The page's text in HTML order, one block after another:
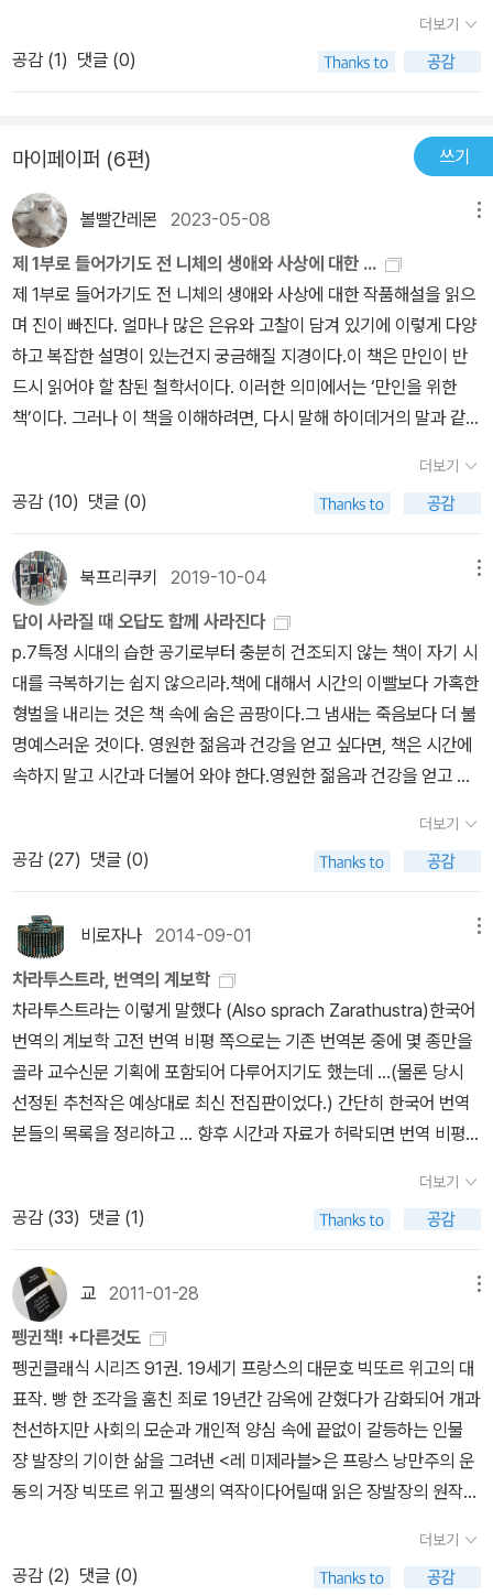
어버렸다는그런 속물적인 위세<?>인지도 모르겠으나내가 성숙해졌
다는 생각을 했고그의 생각을 이해하고 받아들였다는 데에 스스로가
자랑스러운 정도<?>ㅋㅋㅋㅋㅋㅋ철학 책을 몇권 더 읽어볼 예정이
다... 까이꺼 그거더라..
더보기
공감 (1) 댓글 (0)
마이페이퍼 (6편) 쓰기
볼빨간레몬 2023-05-08
제 1부로 들어가기도 전 니체의 생애와 사상에 대한 ...
제 1부로 들어가기도 전 니체의 생애와 사상에 대한 작품해설을 읽으
며 진이 빠진다. 얼마나 많은 은유와 고찰이 담겨 있기에 이렇게 다양
하고 복잡한 설명이 있는건지 궁금해질 지경이다.이 책은 만인이 반
드시 읽어야 할 참된 철학서이다. 이러한 의미에서는 ‘만인을 위한
책’이다. 그러나 이 책을 이해하려면, 다시 말해 하이데거의 말과 같이
요구된다. 그러므로 이러한 변신을 하지 못한 사람, 곧 현재의 상태에
머물러 있는 사람들에게 이 책은 이해될 수 없다. 이러한 의미에서 ‘어
느 누구의 것도 아닌 책’이다.차라투스트라는 이렇게 말했다 | 프리드
리히 니체, 황문수 저도덕의 자기 초극은 인간이 자기 자신을 확립하
는 것이다. '그대들은 도덕의 파괴자라고 불리리라. 그러나 그대들은
그대들 자신의 고안자인 것이다.'(《순결한 생성》에서) 곧 종래의 도덕
이 완전한 자기 상실이었던 데 비해 도덕의 자기 초극은 인간이 현재
의 자기를 초극하여 본래의 자기 자신을 회복하는 것, 곧 참된 자유를
달성하는 것이다. 차라투스트라는 이렇게 말했다 | 프리드리히 니체,
황문수 저'인생은 있는 그대로의 모습으로 의미도 없이, 목표도 없이,
무(無)에의 피날레도 없이, 그러나 불가피하게 회귀한다. 즉 영원 회
더보기
공감 (10) 댓글 (0)
북프리쿠키 2019-10-04
답이 사라질 때 오답도 함께 사라진다
p.7특정 시대의 습한 공기로부터 충분히 건조되지 않는 책이 자기 시
대를 극복하기는 쉽지 않으리라.책에 대해서 시간의 이빨보다 가혹한
형벌을 내리는 것은 책 속에 숨은 곰팡이다.그 냄새는 죽음보다 더 불
명예스러운 것이다. 영원한 젊음과 건강을 얻고 싶다면, 책은 시간에
속하지 말고 시간과 더불어 와야 한다.영원한 젊음과 건강을 얻고 싶
지금 우리가 다시 읽고 써야 할 고전이 아닌가.p.8내가 니체를 만난
건 그의 시대가 아니라 우리 시대이기 때문이다.가령 '현대의 모든 철
학적 사유는 정치적이고 경찰적이다'라고 니체가 말할 때, 나는 '당신
의 시대에도 그랬어? 우리 시대에도 그런데'라고 하지 않는다. 나는
그냥 '정말 그래!'라고 맞장구 칠 뿐이다. 우리의 대화엔 시차가 존재
하지 않는다. 그가 말하는 그 순간에 나도 듣는다.p.10정작 두려운 것
은 차라투스트라의 노래가 아니라 당신이 계속 듣고 있으면서도 듣지
못하는 우리 시대의 노래이다.정작 두려운 것은 저 먼 데서 들려오는
유혹의 노래가 아니라, 너무 중독되어 그 중독성조차 모르는 우리 시
대의 소음과 습속들이다.p.11필요한 건 생각을 뒤집는 것, 그것뿐이
다.니체는 전체집합 U를 미지수 X로 바꾸는 데 능숙한 사람이다. 적
혀 있던 답이 사라지고 그 자리에 미지수가 들어서는 것을 보며 사람
들은 '위험하다'고 말한다. 미지수 X위에서 살아 본 적이 없기 때문에
단한 위험에 빠진 듯 허둥댄다. 그러나 답이 사라질 때 오답도 함께 사
라진다는 걸 알아야 한다. 삶을 꿰맞추는 건 끝났다.이제 우리 삶을 위
해 답이 수정될 것이다. 당신의 삶도, 당신이 사는 세계도 말랑말랑한
진흙덩어리로 당신 앞에 놓여 있다.------------------------------
----------------------------------------------짜라투스트라는
이렇게 말했다.이 작품을 읽기 위해 몇 번을 집어 들었지만, 아직 시작
하지 못했다.가장 큰 이유는 재미가 없어 보였다. 짧은 일화를 통해 경
구를 전달하는 형식 또한 좋아하지 않음은 물론.재미가 없어도 깊이
을까 하는 두려움도 한몫했다.종이 위에서 폴폴 날리는 가벼운 감상
으로 글자만 따라가다가 '읽었다'는 자기만족으로 덮어버렸을게다.니
더보기
공감 (27) 댓글 (0)
비로자나 2014-09-01
차라투스트라, 번역의 계보학
차라투스트라는 이렇게 말했다 (Also sprach Zarathustra)한국어
번역의 계보학 고전 번역 비평 쪽으로는 기존 번역본 중에 몇 종만을
골라 교수신문 기획에 포함되어 다루어지기도 했는데 ...(물론 당시
선정된 추천작은 예상대로 최신 전집판이었다.) 간단히 한국어 번역
본들의 목록을 정리하고 ... 향후 시간과 자료가 허락되면 번역 비평까
면 더 좋겠지만 ...독일어판이 수중에 없는 관계로! (사실 뭐, 있다 한
들 그닥!) 오래된 자료들은 일단 국립중앙도서관 서지사항을 위주로
정리한다. 1. 짜라투스트라는 이렇게 말하였다. 朴俊澤 옮김, 박영
사, 1959.교양선서.국립중앙도서관에는 1964년으로 표기. 일단 소
장도서 중에서는 연대가 가장 오래된 것으로 확인된다.박준택은 그밖
에도 박영사에서 [이 사람을 보라](1968), [비극의 탄생](1971),
[즐거운 지식](1985), [선악의 피안](2004) 등을 꾸준히 펴내었다.
이런 소품들은 주로 박영문고로 출간되었고, [짜라투스트라]도 197
5년부터는 두 권으로 분책되어 박영문고(58, 59권)로 출간되게 된
다. 주지하듯, 박영문고는 (70년대의 다른 문고판들이 그러하듯) 일
본의 저 유명한 이와나미분코(岩波文庫)를 모델로 삼았다. 교수신
문에 실린 박찬국의 [비극의 탄생]에 대한 번역 비평에서 이에 대한
지적이 있다. 하지만 [짜라투스트라]의 경우, 岩波文庫에서 氷上
더보기
공감 (33) 댓글 (1)
교 2011-01-28
펭귄책! +다른것도
펭귄클래식 시리즈 91권. 19세기 프랑스의 대문호 빅또르 위고의 대
표작. 빵 한 조각을 훔친 죄로 19년간 감옥에 갇혔다가 감화되어 개과
천선하지만 사회의 모순과 개인적 양심 속에 끝없이 갈등하는 인물
쟝 발쟝의 기이한 삶을 그려낸 <레 미제라블>은 프랑스 낭만주의 운
동의 거장 빅또르 위고 필생의 역작이다어릴때 읽은 장발장의 원작으
아 마르께스 등 현대의 대표 문인들에게 지대한 영향을 미친 역설의
거장 G. K. 체스터턴의 국내 초역 작품. 이 작품은 정치적인 소설도
더보기
공감 (2) 댓글 (0)